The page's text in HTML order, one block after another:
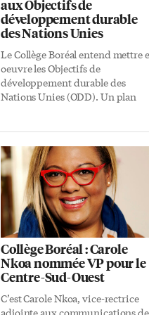
aux Objectifs de
développement durable
des Nations Unies
Le Collège Boréal entend mettre
oeuvre les Objectifs de
développement durable des
Nations Unies (ODD). Un plan
conseil d’administration le 1er
février. Les 17 ODD «rejoignant les
valeurs du Collège Boréal que sont
l’engagement, l’excellence,
l’humanisme, l’intégrité et le
respect»: Pas de pauvreté Faim
«zéro» Bonne santé et bien-être
Éducation de qualité Égalité entre
les sexes Eau propre et
assainissement Énergie propre et
d’un coût abordable Travail
décent et croissance économique
Collège Boréal : Carole
Nkoa nommée VP pour le
Centre-Sud-Ouest
C’est Carole Nkoa, vice-rectrice
adjointe aux communications de